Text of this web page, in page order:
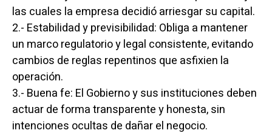
las cuales la empresa decidió arriesgar su capital.
2.- Estabilidad y previsibilidad: Obliga a mantener
un marco regulatorio y legal consistente, evitando
cambios de reglas repentinos que asfixien la
operación.
3.- Buena fe: El Gobierno y sus instituciones deben
actuar de forma transparente y honesta, sin
intenciones ocultas de dañar el negocio.